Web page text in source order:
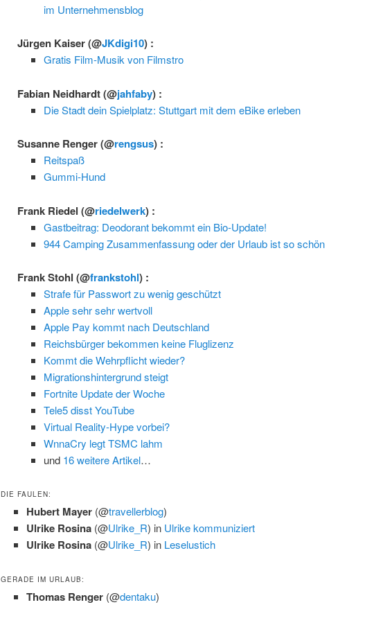
im Unternehmensblog
Jürgen Kaiser(@JKdigi10) :
Gratis Film-Musik von Filmstro
Fabian Neidhardt(@jahfaby) :
Die Stadt dein Spielplatz: Stuttgart mit dem eBike erleben
Susanne Renger(@rengsus) :
Reitspaß
Gummi-Hund
Frank Riedel(@riedelwerk) :
Gastbeitrag: Deodorant bekommt ein Bio-Update!
944 Camping Zusammenfassung oder der Urlaub ist so schön
Frank Stohl(@frankstohl) :
Strafe für Passwort zu wenig geschützt
Apple sehr sehr wertvoll
Apple Pay kommt nach Deutschland
Reichsbürger bekommen keine Fluglizenz
Kommt die Wehrpflicht wieder?
Migrationshintergrund steigt
Fortnite Update der Woche
Tele5 disst YouTube
Virtual Reality-Hype vorbei?
WnnaCry legt TSMC lahm
und 16 weitere Artikel…
DIE FAULEN:
Hubert Mayer (@travellerblog)
Ulrike Rosina (@Ulrike_R) in Ulrike kommuniziert
Ulrike Rosina (@Ulrike_R) in Leselustich
GERADE IM URLAUB:
Thomas Renger (@dentaku)